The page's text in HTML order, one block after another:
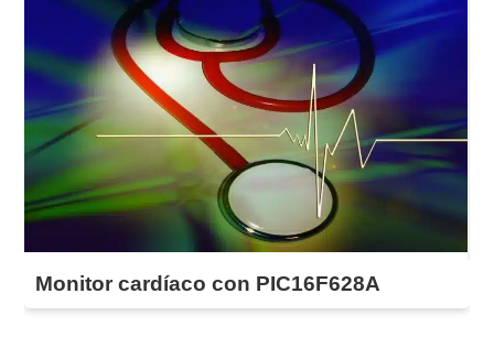
Monitor cardíaco con PIC16F628A